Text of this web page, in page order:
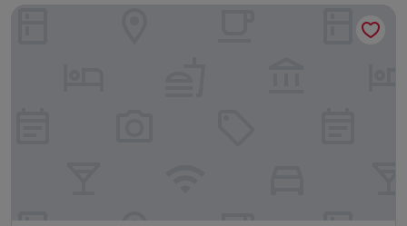
anmeldelser)
1849 Backpackers Hotel